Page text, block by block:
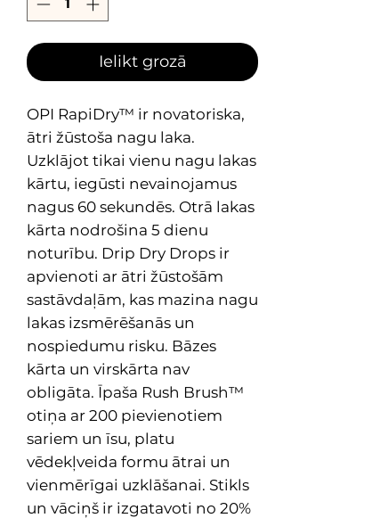
Ielikt grozā
OPI RapiDry™ ir novatoriska,
ātri žūstoša nagu laka.
Uzklājot tikai vienu nagu lakas
kārtu, iegūsti nevainojamus
nagus 60 sekundēs. Otrā lakas
kārta nodrošina 5 dienu
noturību. Drip Dry Drops ir
apvienoti ar ātri žūstošām
sastāvdaļām, kas mazina nagu
lakas izsmērēšanās un
nospiedumu risku. Bāzes
kārta un virskārta nav
obligāta. Īpaša Rush Brush™
otiņa ar 200 pievienotiem
sariem un īsu, platu
vēdekļveida formu ātrai un
vienmērīgai uzklāšanai. Stikls
un vāciņš ir izgatavoti no 20%